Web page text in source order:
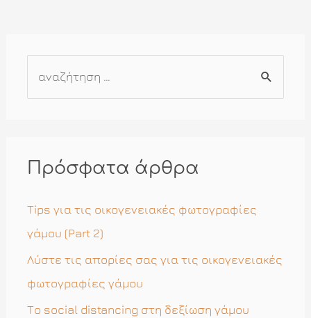
ή
η
σ
η
γ
Πρόσφατα άρθρα
Tips για τις οικογενειακές φωτογραφίες
γάμου (Part 2)
Λύστε τις απορίες σας για τις οικογενειακές
φωτογραφίες γάμου
Το social distancing στη δεξίωση γάμου